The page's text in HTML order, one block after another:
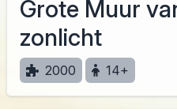
Grote Muur
zonlicht
2000 14+